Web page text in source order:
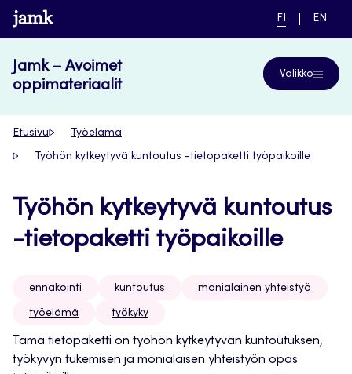
Siirry
suoraan
www.jamk.fi
NYKYINEN
FI
VAIHDA
EN
Jamk – Avoimet
oppimateriaalit
Valikko
Etusivu Työelämä
Työhön kytkeytyvä kuntoutus -tietopaketti työpaikoille
Työhön kytkeytyvä kuntoutus
-tietopaketti työpaikoille
ennakointi kuntoutus monialainen yhteistyö
työelämä työkyky
Tämä tietopaketti on työhön kytkeytyvän kuntoutuksen,
työkyvyn tukemisen ja monialaisen yhteistyön opas